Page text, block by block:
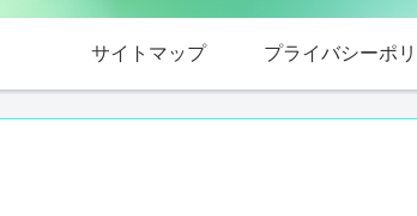
サイトマップ プライバシーポ